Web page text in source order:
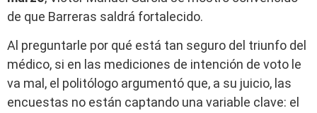
de que Barreras saldrá fortalecido.
Al preguntarle por qué está tan seguro del triunfo del
médico, si en las mediciones de intención de voto le
va mal, el politólogo argumentó que, a su juicio, las
encuestas no están captando una variable clave: el